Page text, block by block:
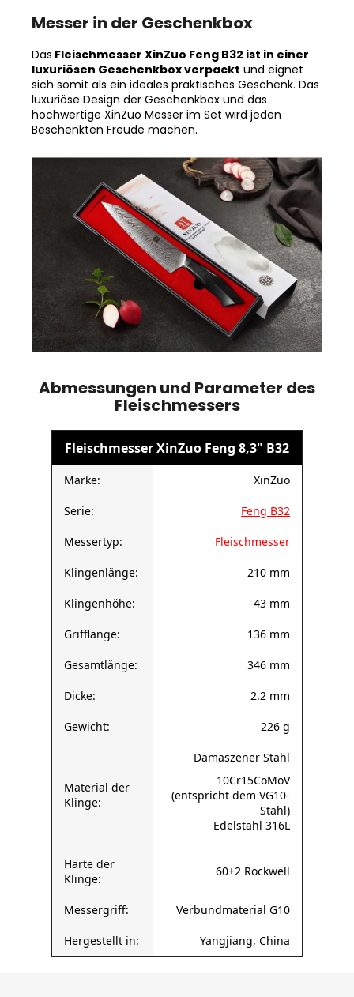
Messer in der Geschenkbox
Das Fleischmesser XinZuo Feng B32 ist in einer
luxuriösen Geschenkbox verpackt und eignet
sich somit als ein ideales praktisches Geschenk. Das
luxuriöse Design der Geschenkbox und das
hochwertige XinZuo Messer im Set wird jeden
Beschenkten Freude machen.
Abmessungen und Parameter des
Fleischmessers
Fleischmesser XinZuo Feng 8,3" B32
Marke: XinZuo
Serie: Feng B32
Messertyp: Fleischmesser
Klingenlänge: 210 mm
Klingenhöhe: 43 mm
Grifflänge: 136 mm
Gesamtlänge: 346 mm
Dicke: 2.2 mm
Gewicht: 226 g
Material der
Klinge:
Damaszener Stahl
10Cr15CoMoV
(entspricht dem VG10-
Stahl)
Edelstahl 316L
Härte der
Klinge:
60±2 Rockwell
Messergriff: Verbundmaterial G10
Hergestellt in: Yangjiang, China